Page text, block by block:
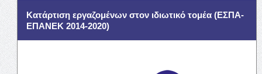
Κατάρτιση εργαζομένων στον ιδιωτικό τομέα (ΕΣΠΑ-
ΕΠΑΝΕΚ 2014-2020)